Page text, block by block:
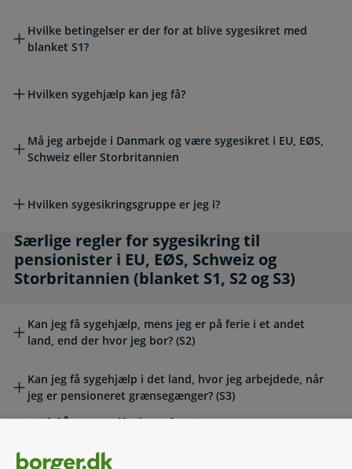
Hvilke betingelser er der for at blive sygesikret med
blanket S1?
Hvilken sygehjælp kan jeg få?
Må jeg arbejde i Danmark og være sygesikret i EU, EØS,
Schweiz eller Storbritannien
Hvilken sygesikringsgruppe er jeg i?
Særlige regler for sygesikring til pensionister i
Særlige regler for sygesikring til
pensionister i EU, EØS, Schweiz og
Storbritannien (blanket S1, S2 og S3)
Kan jeg få sygehjælp, mens jeg er på ferie i et andet
land, end der hvor jeg bor? (S2)
Kan jeg få sygehjælp i det land, hvor jeg arbejdede, når
jeg er pensioneret grænsegænger? (S3)
Det blå sygesikringskort
Det blå sygesikringskort